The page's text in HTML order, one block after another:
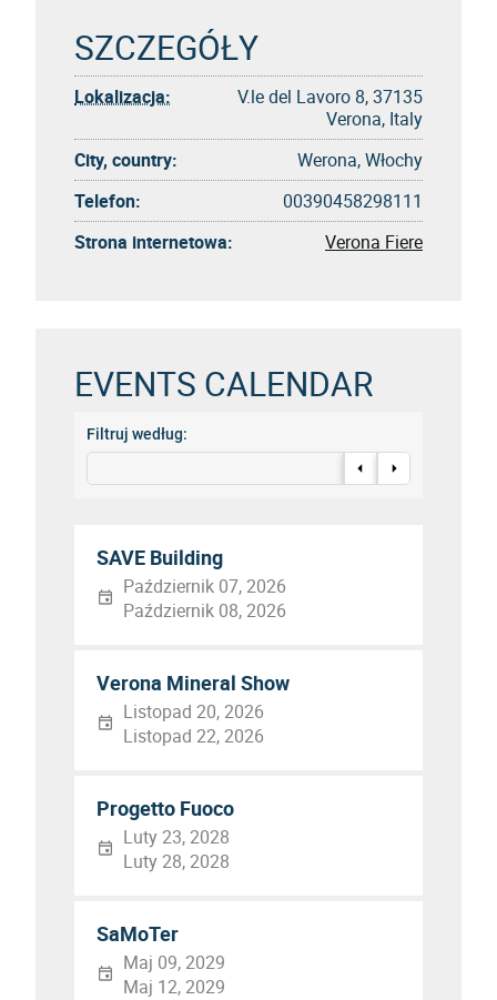
SZCZEGÓŁY
Lokalizacja:
V.le del Lavoro 8, 37135
Verona, Italy
City, country:
Werona, Włochy
Telefon:
00390458298111
Strona internetowa:
Verona Fiere
EVENTS CALENDAR
Filtruj według:
SAVE Building
Październik 07, 2026
Październik 08, 2026
Verona Mineral Show
Listopad 20, 2026
Listopad 22, 2026
Progetto Fuoco
Luty 23, 2028
Luty 28, 2028
SaMoTer
Maj 09, 2029
Maj 12, 2029